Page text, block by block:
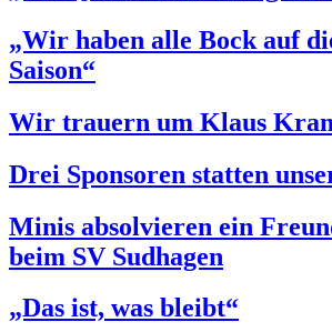
„Wir haben alle Bock auf
Saison“
Wir trauern um Klaus
Drei Sponsoren statten
Minis absolvieren ein
beim SV Sudhagen
„Das ist, was bleibt“